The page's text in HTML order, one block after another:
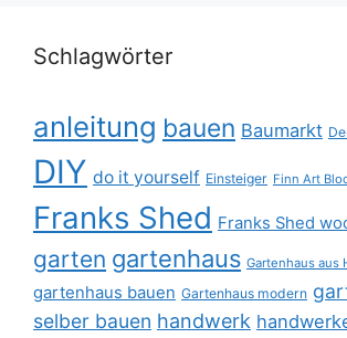
Schlagwörter
anleitung bauen Baumarkt
DIY do it yourself Einsteiger Finn Art
Franks Shed Franks Shed
garten gartenhaus Gartenhaus aus
gartenhaus bauen Gartenhaus modern
selber bauen handwerk